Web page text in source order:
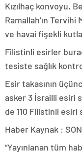
Kızılhaç konvoyu,
Ramallah’ın Tervihi
ve havai fişekli
Filistinli esirler
tesiste sağlık
Esir takasının
asker 3 İsrailli esiri
de 110 Filistinli esiri
Haber Kaynak :
“Yayınlanan tüm